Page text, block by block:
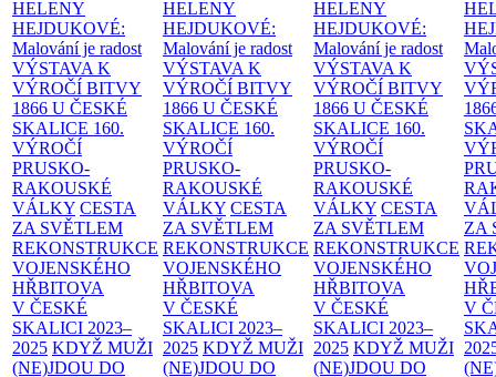
HELENY
HEJDUKOVÉ:
Malování je radost
VÝSTAVA K
VÝROČÍ BITVY
1866 U ČESKÉ
SKALICE 160.
VÝROČÍ
PRUSKO-
RAKOUSKÉ
VÁLKY CESTA
ZA SVĚTLEM
REKONSTRUKCE
VOJENSKÉHO
HŘBITOVA
V ČESKÉ
SKALICI 2023–
2025 KDYŽ MUŽI
(NE)JDOU DO
HELENY
HEJDUKOVÉ:
Malování je radost
VÝSTAVA K
VÝROČÍ BITVY
1866 U ČESKÉ
SKALICE 160.
VÝROČÍ
PRUSKO-
RAKOUSKÉ
VÁLKY CESTA
ZA SVĚTLEM
REKONSTRUKCE
VOJENSKÉHO
HŘBITOVA
V ČESKÉ
SKALICI 2023–
2025 KDYŽ MUŽI
(NE)JDOU DO
HELENY
HEJDUKOVÉ:
Malování je radost
VÝSTAVA K
VÝROČÍ BITVY
1866 U ČESKÉ
SKALICE 160.
VÝROČÍ
PRUSKO-
RAKOUSKÉ
VÁLKY CESTA
ZA SVĚTLEM
REKONSTRUKCE
VOJENSKÉHO
HŘBITOVA
V ČESKÉ
SKALICI 2023–
2025 KDYŽ MUŽI
(NE)JDOU DO
ZA
V